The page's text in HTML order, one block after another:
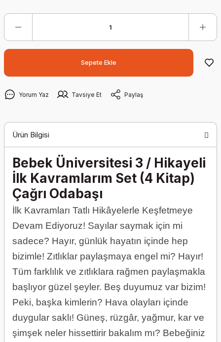
Sepete Ekle
Yorum Yaz Tavsiye Et Paylaş
Ürün Bilgisi
Bebek Üniversitesi 3 / Hikayeli
İlk Kavramlarım Set (4 Kitap)
Çağrı Odabaşı
İlk Kavramları Tatlı Hikâyelerle Keşfetmeye
Devam Ediyoruz! Sayılar saymak için mi
sadece? Hayır, günlük hayatın içinde hep
bizimle! Zıtlıklar paylaşmaya engel mi? Hayır!
Tüm farklılık ve zıtlıklara rağmen paylaşmakla
başlıyor güzel şeyler. Beş duyumuz var bizim!
Peki, başka kimlerin? Hava olayları içinde
duygular saklı! Güneş, rüzgâr, yağmur, kar ve
şimşek neler hissettirir bakalım mı? Bebeğiniz